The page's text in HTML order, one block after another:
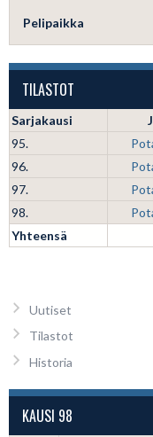
Pelipaikka
TILASTOT
Sarjakausi
95.
96.
97.
98.
Yhteensä
Uutiset
Tilastot
Historia
KAUSI 98